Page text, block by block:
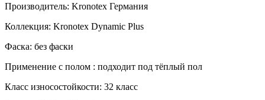
Производитель: Kronotex Германия
Коллекция: Kronotex Dynamic Plus
Фаска: без фаски
Применение с полом : подходит под тёплый пол
Класс износостойкости: 32 класс